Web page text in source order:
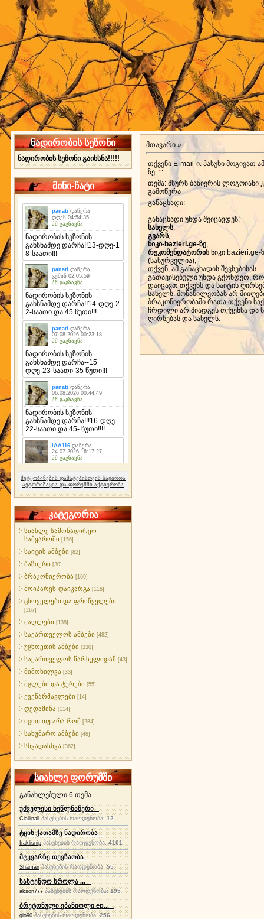
ნადირობის სეზონი
ნადირობის სეზონი გაიხსნა!!!!!
მინი-ჩატი
შეტყობინების დამატებისთვის საჭიროა
ავტორიზაცია და ფორუმში აქტიურობა
კატეგორია
სიახლე სამონადირეო
სამყაროში [156]
საიტის ამბები [82]
ბაზიერი [30]
ბრაკონიერობა [169]
მოიპარეს-დაიკარგა [116]
ცხოველები და ფრინველები
[267]
ძაღლები [138]
საქართველოს ამბები [482]
უცხოეთის ამბები [330]
საქართველოს წარსულიდან [43]
მიმოხილვა [33]
მგლები და ტურები [55]
ქვეწარმავლები [14]
დედამიწა [114]
იცით თუ არა რომ [284]
სახუმარო ამბები [48]
სხვადასხვა [362]
სიახლე ფორუმში
განახლებული 6 თემა
უძველესი ხეწლნაწერი
Ciallinall პასუხების რაოდენობა:12
ტყის ქათამზე ნადირობა
Iraklisnip პასუხების რაოდენობა: 4101
მტკვარზე თევზაობა
Shaman პასუხების რაოდენობა:55
სასტენდო სროლა ...
akson777 პასუხების რაოდენობა:195
ბრეტონული ეპანიოლი ep...
gio90 პასუხების რაოდენობა:256
მთავარი »
თქვენი E-mail-ი. პასუხი მოგივათ
ზე. *:
თემა: მსურს ბაზიერის ლოგოიანი
გამოწერა
განაცხადი:
განაცხადი უნდა შეიცავდეს:
სახელს,
გვარს,
ნიკი-bazieri.ge-ზე,
რეკომენდატორის ნიკი bazieri.ge-
(სასურველია),
თქვენ, ამ განაცხადის შევსებისას
გათავისებული უნდა გქონდეთ,
დაიცავთ თქვენს და საიტის
სახელს. მონაწილეობას არ
ბრაკონიერობაში რათა თქვენი
ჩრდილი არ მიადგეს თქვენსა და
ღირსებას და სახელს.